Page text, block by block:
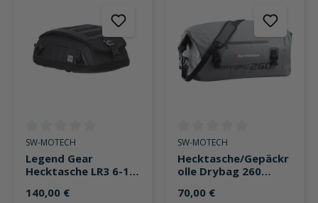
Durchschnittliche Bewertung von 0 von 5 Sternen
SW-MOTECH
Legend Gear
Hecktasche LR3 6-12
140,00 €
Durchschnittliche Bewertung
SW-MOTECH
Hecktasche/Gepäckr
olle Drybag 260
70,00 €